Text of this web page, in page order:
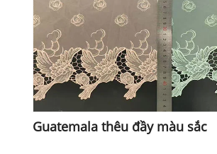
Guatemala thêu đầy màu sắc